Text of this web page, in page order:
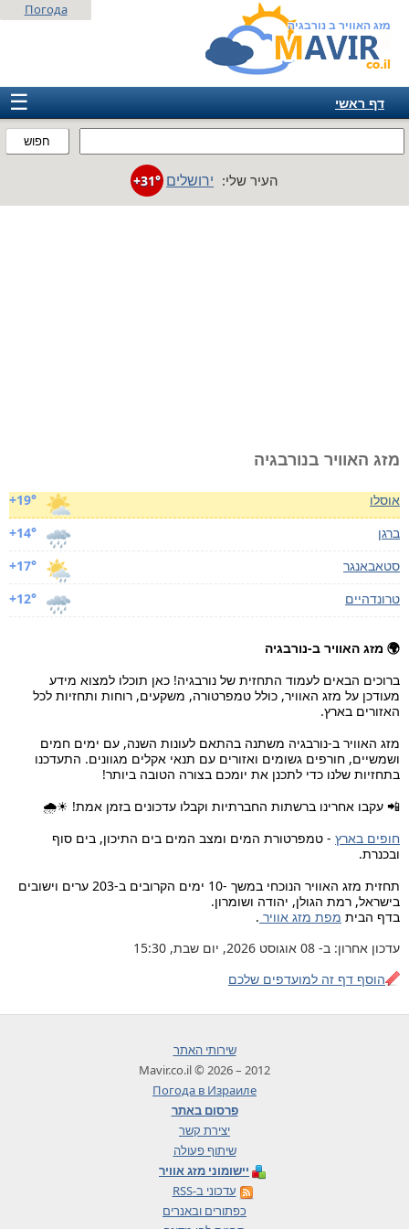
מזג האוויר ב נורבגיה
חפוש
Погода
☰
דף ראשי
אמריקה
העיר שלי: ירושלים +31°
מזג האוויר בנורבגיה
+19°
אוסלו
+14°
ברגן
+17°
סטאבאנגר
+12°
טרונדהיים
🌍 מזג האוויר ב-נורבגיה
ברוכים הבאים לעמוד התחזית של נורבגיה! כאן תוכלו למצוא מידע
מעודכן על מזג האוויר, כולל טמפרטורה, משקעים, רוחות ותחזיות לכל
האזורים בארץ.
מזג האוויר ב-נורבגיה משתנה בהתאם לעונות השנה, עם ימים חמים
ושמשיים, חורפים גשומים ואזורים עם תנאי אקלים מגוונים. התעדכנו
בתחזיות שלנו כדי לתכנן את יומכם בצורה הטובה ביותר!
📲 עקבו אחרינו ברשתות החברתיות וקבלו עדכונים בזמן אמת! ☀🌧
חופים בארץ - טמפרטורת המים ומצב המים בים התיכון, בים סוף
ובכנרת.
תחזית מזג האוויר הנוכחי במשך -10 ימים הקרובים ב-203 ערים וישובים
בישראל, רמת הגולן, יהודה ושומרון.
בדף הבית מפת מזג אוויר .
עדכון אחרון: ב- 08 אוגוסט 2026, יום שבת, 15:30
הוסף דף זה למועדפים שלכם
שירותי האתר
2012 – 2026 © Mavir.co.il
Погода в Израиле
פרסום באתר
יצירת קשר
שיתוף פעולה
יישומוני מזג אוויר
עדכוני ב-RSS
כפתורים ובאנרים